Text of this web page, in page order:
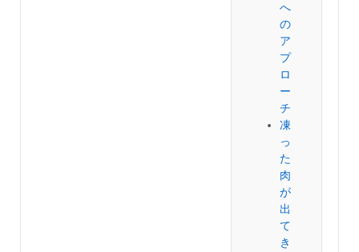
へ
の
ア
プ
ロ
ー
チ
凍
っ
た
肉
が
出
て
き